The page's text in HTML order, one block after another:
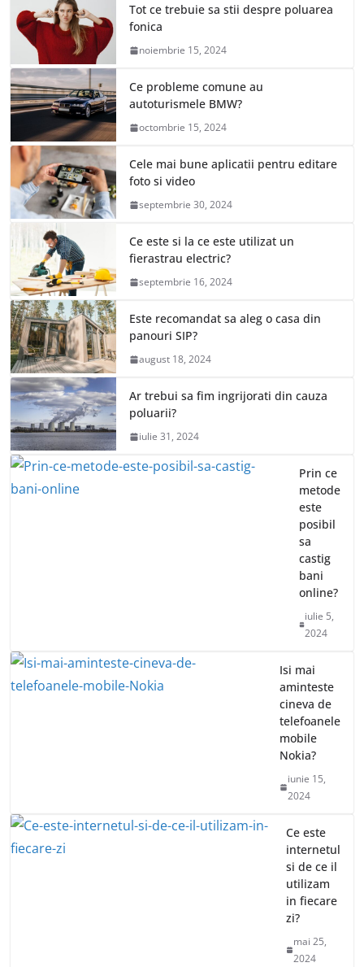
Tot ce trebuie sa stii despre poluarea
fonica
noiembrie 15, 2024
Ce probleme comune au
autoturismele BMW?
octombrie 15, 2024
Cele mai bune aplicatii pentru editare
foto si video
septembrie 30, 2024
Ce este si la ce este utilizat un
fierastrau electric?
septembrie 16, 2024
Este recomandat sa aleg o casa din
panouri SIP?
august 18, 2024
Ar trebui sa fim ingrijorati din cauza
poluarii?
iulie 31, 2024
Prin ce
metode
este
posibil
sa
castig
bani
online?
iulie 5,
2024
Isi mai
aminteste
cineva de
telefoanele
mobile
Nokia?
iunie 15,
2024
Ce este
internetul
si de ce il
utilizam
in fiecare
zi?
mai 25,
2024